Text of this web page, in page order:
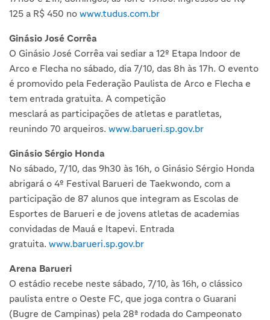
125 a R$ 450 no www.tudus.com.br
Ginásio José Corrêa
O Ginásio José Corrêa vai sediar a 12º Etapa Indoor de
Arco e Flecha no sábado, dia 7/10, das 8h às 17h. O evento
é promovido pela Federação Paulista de Arco e Flecha e
tem entrada gratuita. A competição
mesclará as participações de atletas e paratletas,
reunindo 70 arqueiros. www.barueri.sp.gov.br
Ginásio Sérgio Honda
No sábado, 7/10, das 9h30 às 16h, o Ginásio Sérgio Honda
abrigará o 4º Festival Barueri de Taekwondo, com a
participação de 87 alunos que integram as Escolas de
Esportes de Barueri e de jovens atletas de academias
convidadas de Mauá e Itapevi. Entrada
gratuita. www.barueri.sp.gov.br
Arena Barueri
O estádio recebe neste sábado, 7/10, às 16h, o clássico
paulista entre o Oeste FC, que joga contra o Guarani
(Bugre de Campinas) pela 28ª rodada do Campeonato